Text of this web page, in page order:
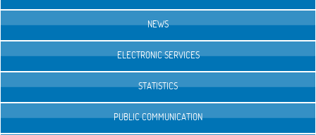
NEWS
ELECTRONIC SERVICES
STATISTICS
PUBLIC COMMUNICATION